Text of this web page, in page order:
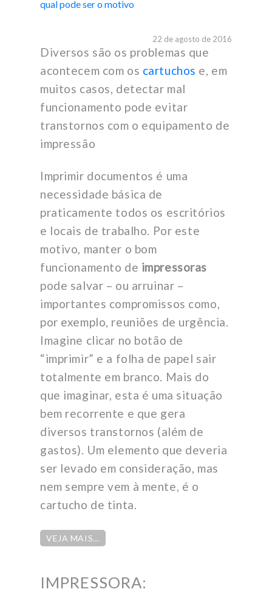
22 de agosto de 2016
Diversos são os problemas que
acontecem com os cartuchos e, em
muitos casos, detectar mal
funcionamento pode evitar
transtornos com o equipamento de
impressão
Imprimir documentos é uma
necessidade básica de
praticamente todos os escritórios
e locais de trabalho. Por este
motivo, manter o bom
funcionamento de impressoras
pode salvar – ou arruinar –
importantes compromissos como,
por exemplo, reuniões de urgência.
Imagine clicar no botão de
“imprimir” e a folha de papel sair
totalmente em branco. Mais do
que imaginar, esta é uma situação
bem recorrente e que gera
diversos transtornos (além de
gastos). Um elemento que deveria
ser levado em consideração, mas
nem sempre vem à mente, é o
cartucho de tinta.
VEJA MAIS…
IMPRESSORA: